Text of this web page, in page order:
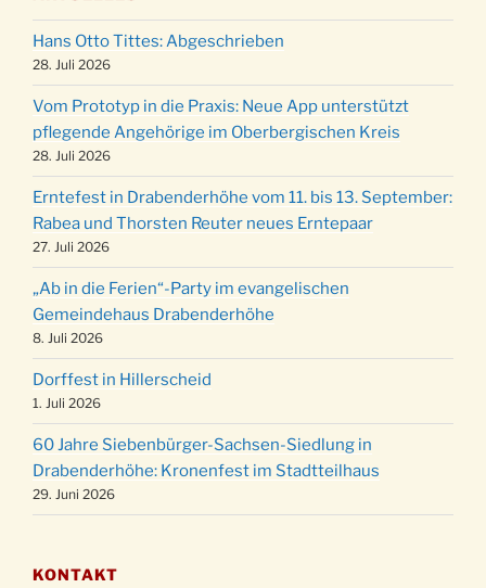
11.12.
Puer-Natus weihnachtliches Brauchtum am
Robert-Gassner-Hof um 17:00 Uhr
19.12.
Kinderbibeltag im Ev. Gemeindehaus von 10-
12 Uhr
20.12.
Weihnachts-Konzert des Honterus Chors in
der Kirche um 17:00 Uhr
24.12.
Familiengottesdienst mit Krippenspiel im Ev.
Gemeindehaus um 15:00 Uhr
24.12. Familiengottesdienst in der FeG um 16 Uhr
24.12.
Weihnachtsgottesdienst in der Kirche um
15:00 Uhr
24.12.
Weihnachtsgottesdienst in der Kirche um
18:00 Uhr
24.12.
Christmette mit der ev. Jugend in der Kirche
um 23:00 Uhr
31.12.
Gottesdienst zu Silvester in der Kirche um
18:00 Uhr
Hans Otto Tittes: Abgeschrieben
28. Juli 2026
Vom Prototyp in die Praxis: Neue App unterstützt
pflegende Angehörige im Oberbergischen Kreis
28. Juli 2026
Erntefest in Drabenderhöhe vom 11. bis 13. September:
Rabea und Thorsten Reuter neues Erntepaar
27. Juli 2026
„Ab in die Ferien“-Party im evangelischen
Gemeindehaus Drabenderhöhe
8. Juli 2026
Dorffest in Hillerscheid
1. Juli 2026
60 Jahre Siebenbürger-Sachsen-Siedlung in
Drabenderhöhe: Kronenfest im Stadtteilhaus
29. Juni 2026
KONTAKT